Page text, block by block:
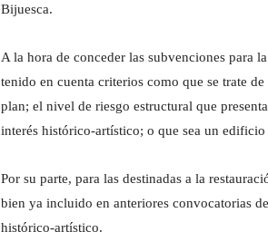
Bijuesca.
A la hora de conceder las subvenciones para
tenido en cuenta criterios como que se trate
plan; el nivel de riesgo estructural que
interés histórico-artístico; o que sea un
Por su parte, para las destinadas a la
bien ya incluido en anteriores convocatorias
histórico-artístico.